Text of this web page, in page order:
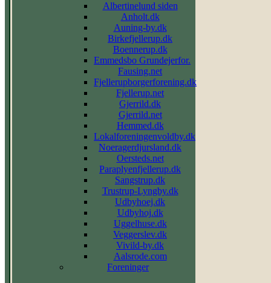
Albertinelund siden
Anholt.dk
Auning-by.dk
Birkefjellerup.dk
Boennerup.dk
Emmedsbo Grundejerfor.
Fausing.net
Fjellerupborgerforening.dk
Fjellerup.net
Gjerrild.dk
Gjerrild.net
Hemmed.dk
Lokalforeningenvoldby.dk
Noeragerdjursland.dk
Oersteds.net
Paraplyenfjellerup.dk
Sangstrup.dk
Trustrup-Lyngby.dk
Udbyhoej.dk
Udbyhoj.dk
Uggelhuse.dk
Veggerslev.dk
Vivild-by.dk
Aalsrode.com
Foreninger